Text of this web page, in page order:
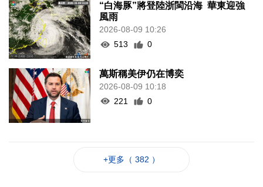
“白海豚”將登陸浙閩沿海 華東迎強
風雨
2026-08-09 10:26
513
0
萬斯稱美伊仍在博奕
2026-08-09 10:18
221
0
+更多（ 382 ）